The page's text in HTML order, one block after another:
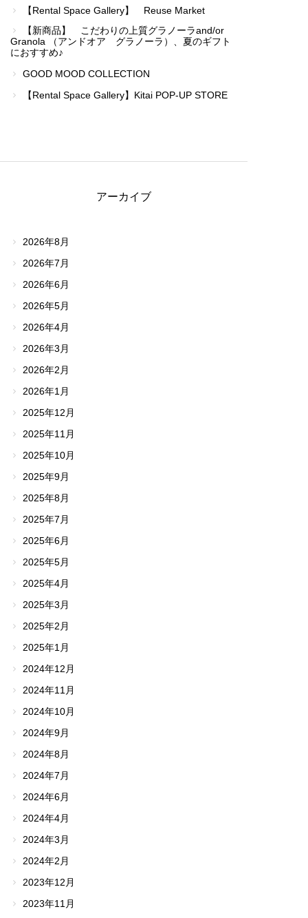
【Rental Space Gallery】 Reuse Market
【新商品】 こだわりの上質グラノーラand/or
Granola （アンドオア グラノーラ）、夏のギフト
におすすめ♪
GOOD MOOD COLLECTION
【Rental Space Gallery】Kitai POP-UP STORE
アーカイブ
2026年8月
2026年7月
2026年6月
2026年5月
2026年4月
2026年3月
2026年2月
2026年1月
2025年12月
2025年11月
2025年10月
2025年9月
2025年8月
2025年7月
2025年6月
2025年5月
2025年4月
2025年3月
2025年2月
2025年1月
2024年12月
2024年11月
2024年10月
2024年9月
2024年8月
2024年7月
2024年6月
2024年4月
2024年3月
2024年2月
2023年12月
2023年11月